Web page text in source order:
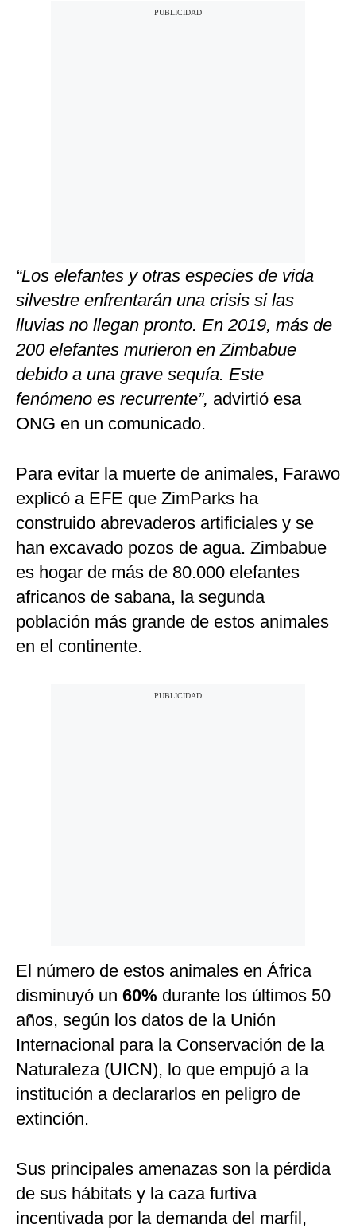
“Los elefantes y otras especies de vida
silvestre enfrentarán una crisis si las
lluvias no llegan pronto. En 2019, más de
200 elefantes murieron en Zimbabue
debido a una grave sequía. Este
fenómeno es recurrente”, advirtió esa
ONG en un comunicado.
Para evitar la muerte de animales, Farawo
explicó a EFE que ZimParks ha
construido abrevaderos artificiales y se
han excavado pozos de agua. Zimbabue
es hogar de más de 80.000 elefantes
africanos de sabana, la segunda
población más grande de estos animales
en el continente.
El número de estos animales en África
disminuyó un 60% durante los últimos 50
años, según los datos de la Unión
Internacional para la Conservación de la
Naturaleza (UICN), lo que empujó a la
institución a declararlos en peligro de
extinción.
Sus principales amenazas son la pérdida
de sus hábitats y la caza furtiva
incentivada por la demanda del marfil,